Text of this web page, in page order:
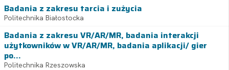
Badania z zakresu tarcia i zużycia
Politechnika Białostocka
Badania z zakresu VR/AR/MR, badania interakcji
użytkowników w VR/AR/MR, badania aplikacji/ gier
po...
Politechnika Rzeszowska